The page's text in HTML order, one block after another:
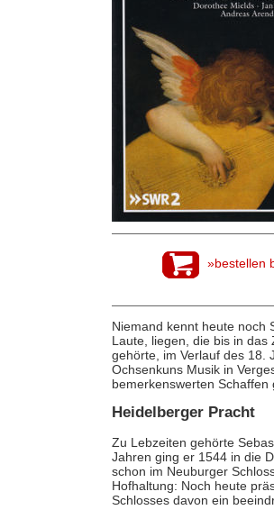
»bestellen
Niemand kennt heute noch
Laute, liegen, die bis in
gehörte, im Verlauf des 18.
Ochsenkuns Musik in
bemerkenswerten Schaffen
Heidelberger Pracht
Zu Lebzeiten gehörte
Jahren ging er 1544 in die
schon im Neuburger
Hofhaltung: Noch heute
Schlosses davon ein